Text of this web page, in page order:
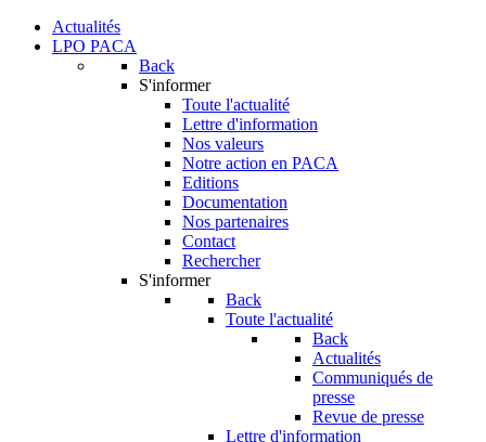
Actualités
LPO PACA
Back
S'informer
Toute l'actualité
Lettre d'information
Nos valeurs
Notre action en PACA
Editions
Documentation
Nos partenaires
Contact
Rechercher
S'informer
Back
Toute l'actualité
Back
Actualités
Communiqués de
presse
Revue de presse
Lettre d'information